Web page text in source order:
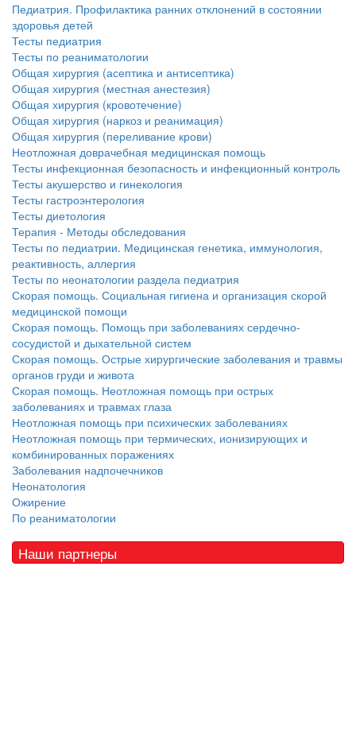
Педиатрия. Профилактика ранних отклонений в состоянии
здоровья детей
Тесты педиатрия
Тесты по реаниматологии
Общая хирургия (асептика и антисептика)
Общая хирургия (местная анестезия)
Общая хирургия (кровотечение)
Общая хирургия (наркоз и реанимация)
Общая хирургия (переливание крови)
Неотложная доврачебная медицинская помощь
Тесты инфекционная безопасность и инфекционный контроль
Тесты акушерство и гинекология
Тесты гастроэнтерология
Тесты диетология
Терапия - Методы обследования
Тесты по педиатрии. Медицинская генетика, иммунология,
реактивность, аллергия
Тесты по неонатологии раздела педиатрия
Скорая помощь. Социальная гигиена и организация скорой
медицинской помощи
Скорая помощь. Помощь при заболеваниях сердечно-
сосудистой и дыхательной систем
Скорая помощь. Острые хирургические заболевания и травмы
органов груди и живота
Скорая помощь. Неотложная помощь при острых
заболеваниях и травмах глаза
Неотложная помощь при психических заболеваниях
Неотложная помощь при термических, ионизирующих и
комбинированных поражениях
Заболевания надпочечников
Неонатология
Ожирение
По реаниматологии
Наши партнеры